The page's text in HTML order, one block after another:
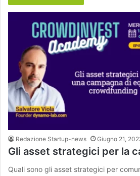
Redazione Startup-news Giugno 21,
Gli asset strategici per la
Quali sono gli asset strategici per